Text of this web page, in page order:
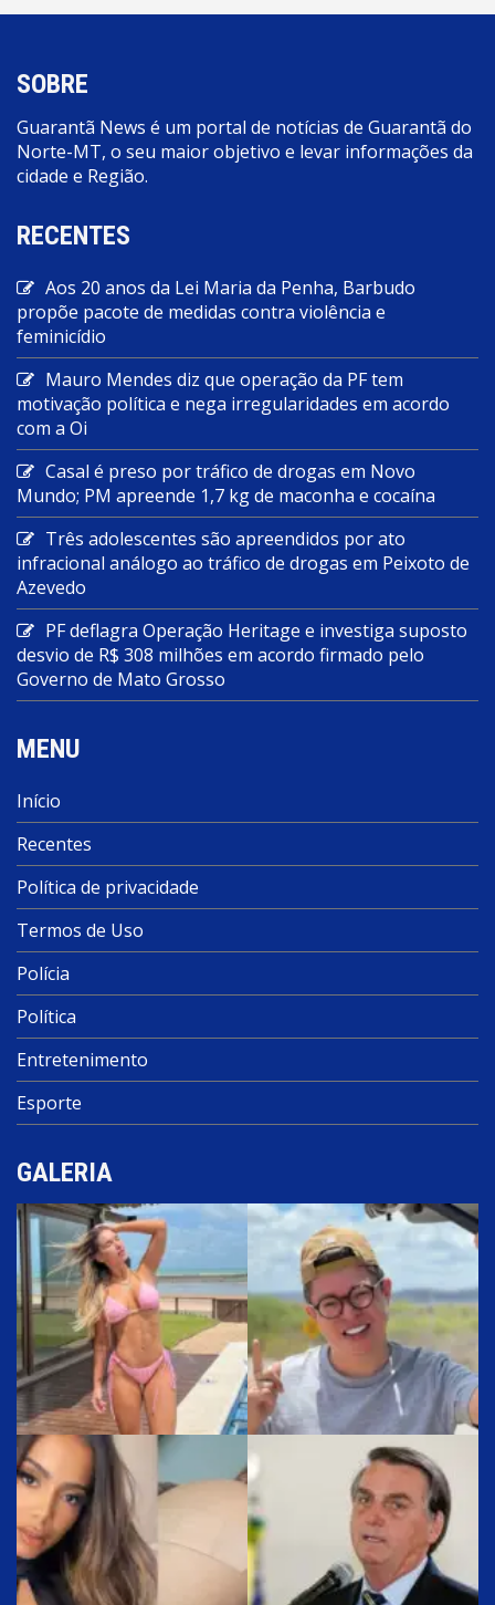
SOBRE
Guarantã News é um portal de notícias de Guarantã do
Norte-MT, o seu maior objetivo e levar informações da
cidade e Região.
RECENTES
Aos 20 anos da Lei Maria da Penha, Barbudo
propõe pacote de medidas contra violência e
feminicídio
Mauro Mendes diz que operação da PF tem
motivação política e nega irregularidades em acordo
com a Oi
Casal é preso por tráfico de drogas em Novo
Mundo; PM apreende 1,7 kg de maconha e cocaína
Três adolescentes são apreendidos por ato
infracional análogo ao tráfico de drogas em Peixoto de
Azevedo
PF deflagra Operação Heritage e investiga suposto
desvio de R$ 308 milhões em acordo firmado pelo
Governo de Mato Grosso
MENU
Início
Recentes
Política de privacidade
Termos de Uso
Polícia
Política
Entretenimento
Esporte
GALERIA